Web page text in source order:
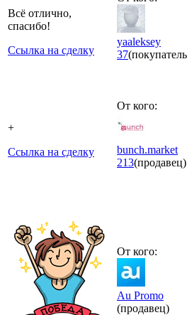
Всё отлично,
спасибо!
Ссылка на сделку
yaaleksey
37
+
Ссылка на сделку
От кого:
bunch.market
213(продавец)
От кого:
Au Promo
(продавец)